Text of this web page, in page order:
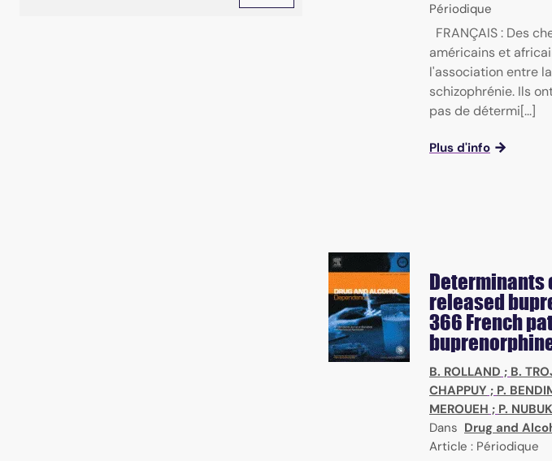
Périodique
FRANÇAIS : Des
américains et
l'association entre
schizophrénie. Ils
pas de détermi[...]
Plus d'info
Determinants
released
366 French
B. ROLLAND ; B.
CHAPPUY ; P.
MEROUEH ; P.
Dans Drug and
Article : Périodique